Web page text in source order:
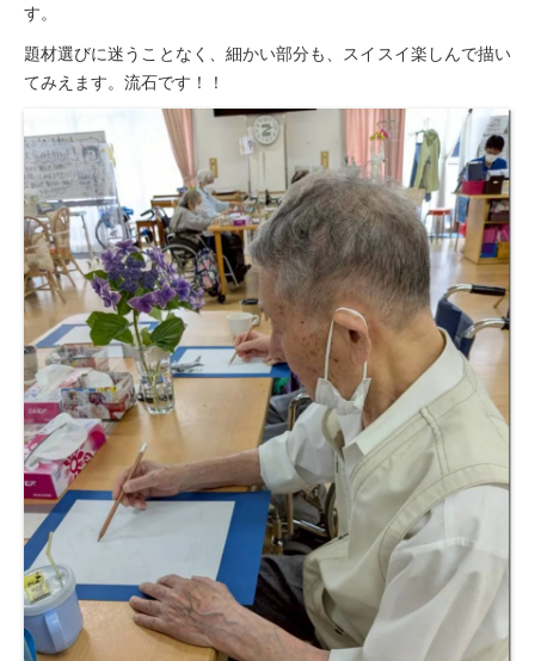
す。
題材選びに迷うことなく、細かい部分も、スイスイ楽しんで描い
てみえます。流石です！！